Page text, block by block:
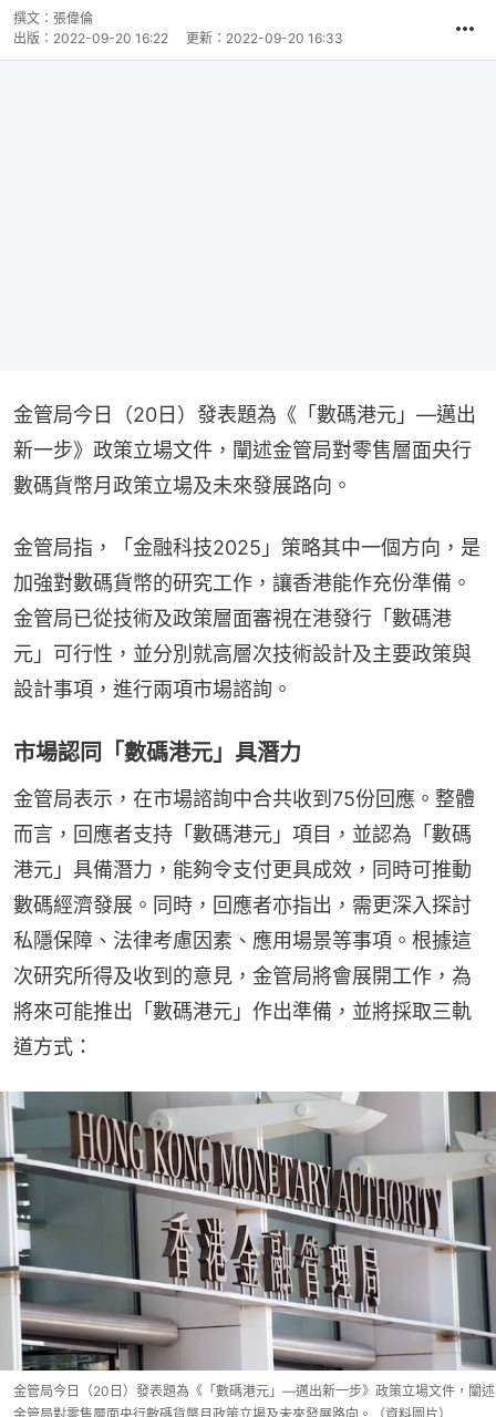
撰文： 張偉倫
出版： 2022-09-20 16:22 更新： 2022-09-20 16:33
金管局今日（20日）發表題為《「數碼港元」—邁出
新一步》政策立場文件，闡述金管局對零售層面央行
數碼貨幣月政策立場及未來發展路向。
金管局指，「金融科技2025」策略其中一個方向，是
加強對數碼貨幣的研究工作，讓香港能作充份準備。
金管局已從技術及政策層面審視在港發行「數碼港
元」可行性，並分別就高層次技術設計及主要政策與
設計事項，進行兩項市場諮詢。
市場認同「數碼港元」具潛力
金管局表示，在市場諮詢中合共收到75份回應。整體
而言，回應者支持「數碼港元」項目，並認為「數碼
港元」具備潛力，能夠令支付更具成效，同時可推動
數碼經濟發展。同時，回應者亦指出，需更深入探討
私隱保障、法律考慮因素、應用場景等事項。根據這
次研究所得及收到的意見，金管局將會展開工作，為
將來可能推出「數碼港元」作出準備，並將採取三軌
道方式：
金管局今日（20日）發表題為《「數碼港元」—邁出新一步》政策立場文件，闡述
金管局對零售層面央行數碼貨幣月政策立場及未來發展路向。（資料圖片）